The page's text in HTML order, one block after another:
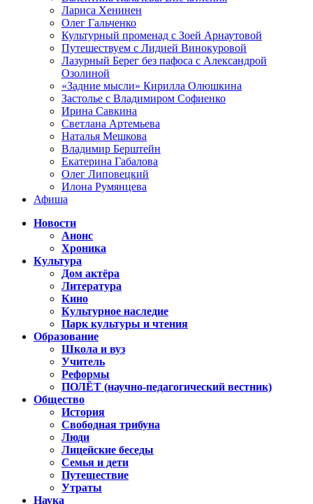
Лариса Хенинен
Олег Гальченко
Культурный променад с Зоей Арнаутовой
Путешествуем с Лидией Винокуровой
Лазурный Берег без пафоса с Александрой
Озолиной
«Задние мысли» Кирилла Олюшкина
Застолье с Владимиром Софиенко
Ирина Савкина
Светлана Артемьева
Наталья Мешкова
Владимир Берштейн
Екатерина Габалова
Олег Липовецкий
Илона Румянцева
Афиша
Новости
Анонс
Хроника
Культура
Дом актёра
Литература
Кино
Культурное наследие
Парк культуры и чтения
Образование
Школа и вуз
Учитель
Реформы
ПОЛЁТ (научно-педагогический вестник)
Общество
История
Свободная трибуна
Люди
Лицейские беседы
Семья и дети
Путешествие
Утраты
Наука